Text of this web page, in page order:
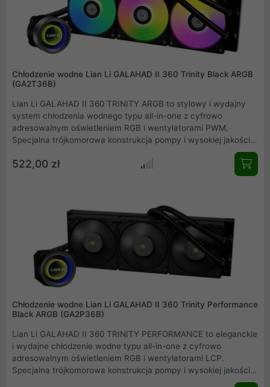
Chłodzenie wodne Lian Li GALAHAD II 360 Trinity Black ARGB
(GA2T36B)
Lian Li GALAHAD II 360 TRINITY ARGB to stylowy i wydajny
system chłodzenia wodnego typu all-in-one z cyfrowo
adresowalnym oświetleniem RGB i wentylatorami PWM.
Specjalna trójkomorowa konstrukcja pompy i wysokiej jakości
posiada trzy wymienne pokrywy pompy, które pozwalają
dostosować wygląd systemu chłodzenia wodnego all-in-one.
522,00 zł
Chłodzenie wodne Lian Li GALAHAD II 360 Trinity Performance
Black ARGB (GA2P36B)
Lian Li GALAHAD II 360 TRINITY PERFORMANCE to eleganckie
i wydajne chłodzenie wodne typu all-in-one z cyfrowo
adresowalnym oświetleniem RGB i wentylatorami LCP.
Specjalna trójkomorowa konstrukcja pompy i wysokiej jakości